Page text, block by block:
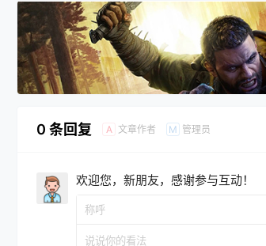
0 条回复 A 文章作者 M 管理员
欢迎您，新朋友，感谢参与互动！